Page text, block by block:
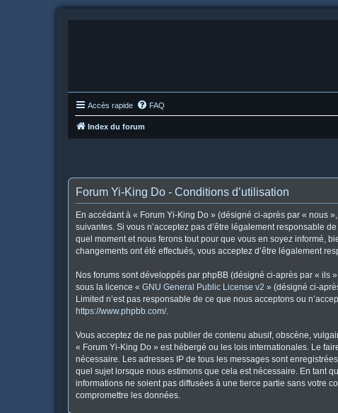
Accès rapide FAQ
Index du forum
Forum Yi-King Do - Conditions d’utilisation
En accédant à « Forum Yi-King Do » (désigné ci-après par « nous
suivantes. Si vous n’acceptez pas d’être légalement responsable
quel moment et nous ferons tout pour que vous en soyez informé,
changements ont été effectués, vous acceptez d’être légalement
Nos forums sont développés par phpBB (désigné ci-après par « ils
sous la licence « GNU General Public License v2 » (désigné ci-
Limited n’est pas responsable de ce que nous acceptons ou
https://www.phpbb.com/.
Vous acceptez de ne pas publier de contenu abusif, obscène,
« Forum Yi-King Do » est hébergé ou les lois internationales. Le
nécessaire. Les adresses IP de tous les messages sont
quel sujet lorsque nous estimons que cela est nécessaire. En tant
informations ne soient pas diffusées à une tierce partie sans votre
compromettre les données.